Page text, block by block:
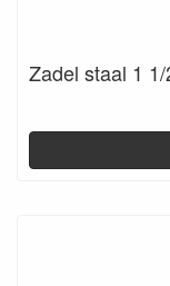
Zadel staal 1